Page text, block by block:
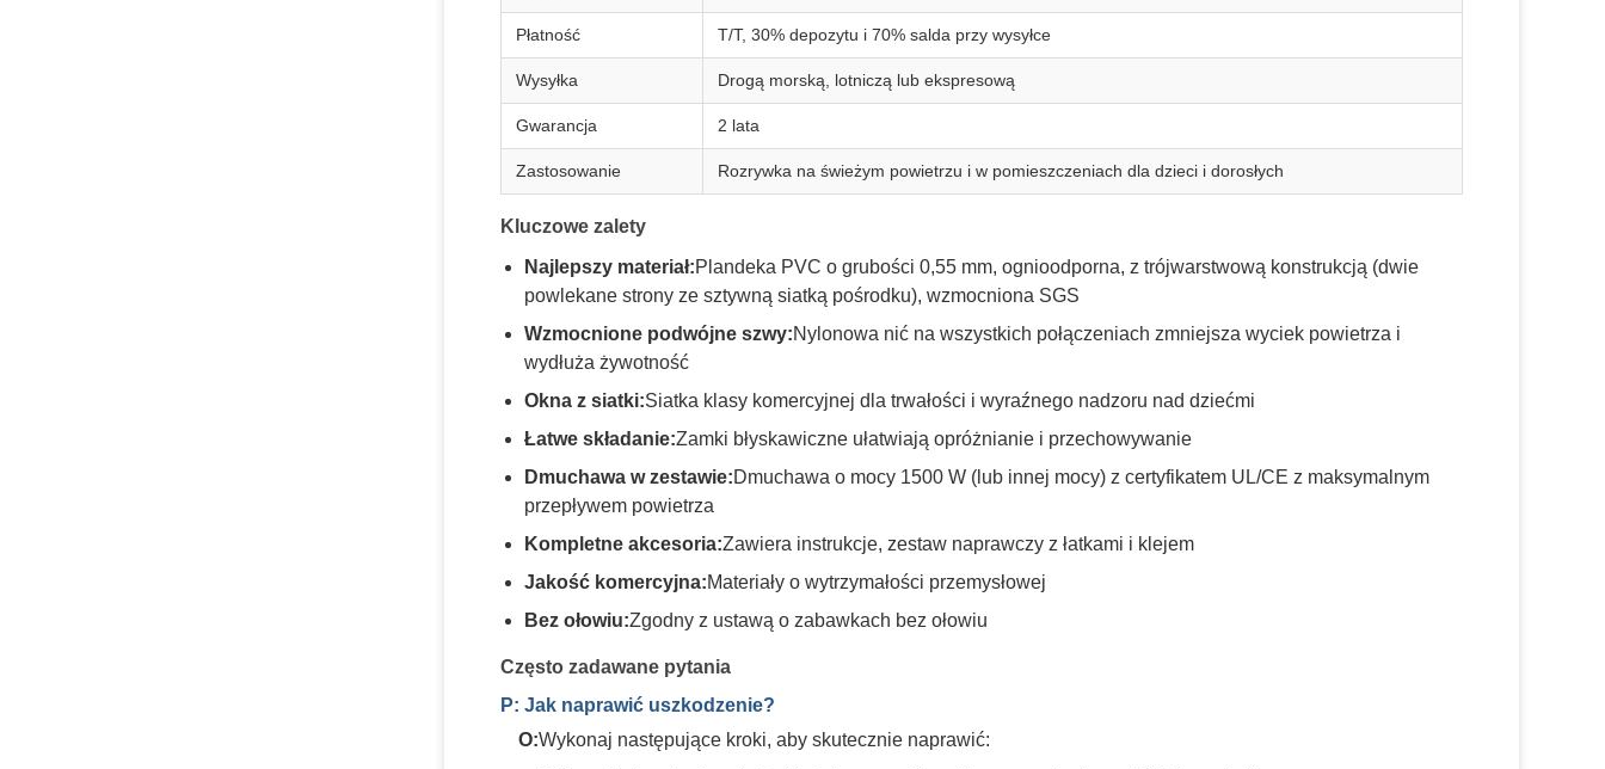
Płatność T/T, 30% depozytu i 70% salda przy wysyłce
Wysyłka Drogą morską, lotniczą lub ekspresową
Gwarancja 2 lata
Zastosowanie Rozrywka na świeżym powietrzu i w pomieszczeniach dla dzieci i dorosłych
Kluczowe zalety
Najlepszy materiał:Plandeka PVC o grubości 0,55 mm, ognioodporna, z trójwarstwową konstrukcją (dwie
powlekane strony ze sztywną siatką pośrodku), wzmocniona SGS
Wzmocnione podwójne szwy:Nylonowa nić na wszystkich połączeniach zmniejsza wyciek powietrza i
wydłuża żywotność
Okna z siatki:Siatka klasy komercyjnej dla trwałości i wyraźnego nadzoru nad dziećmi
Łatwe składanie:Zamki błyskawiczne ułatwiają opróżnianie i przechowywanie
Dmuchawa w zestawie:Dmuchawa o mocy 1500 W (lub innej mocy) z certyfikatem UL/CE z maksymalnym
przepływem powietrza
Kompletne akcesoria:Zawiera instrukcje, zestaw naprawczy z łatkami i klejem
Jakość komercyjna:Materiały o wytrzymałości przemysłowej
Bez ołowiu:Zgodny z ustawą o zabawkach bez ołowiu
Często zadawane pytania
P: Jak naprawić uszkodzenie?
O:Wykonaj następujące kroki, aby skutecznie naprawić: